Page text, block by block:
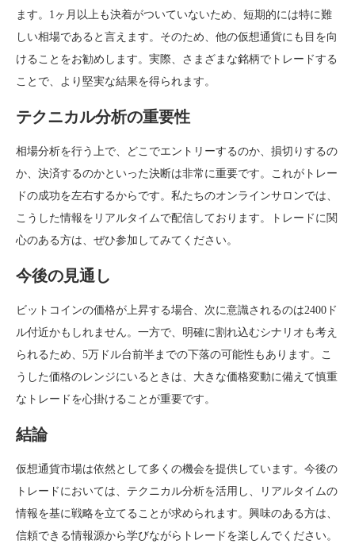
ます。1ヶ月以上も決着がついていないため、短期的には特に難
しい相場であると言えます。そのため、他の仮想通貨にも目を向
けることをお勧めします。実際、さまざまな銘柄でトレードする
ことで、より堅実な結果を得られます。
テクニカル分析の重要性
相場分析を行う上で、どこでエントリーするのか、損切りするの
か、決済するのかといった決断は非常に重要です。これがトレー
ドの成功を左右するからです。私たちのオンラインサロンでは、
こうした情報をリアルタイムで配信しております。トレードに関
心のある方は、ぜひ参加してみてください。
今後の見通し
ビットコインの価格が上昇する場合、次に意識されるのは2400ド
ル付近かもしれません。一方で、明確に割れ込むシナリオも考え
られるため、5万ドル台前半までの下落の可能性もあります。こ
うした価格のレンジにいるときは、大きな価格変動に備えて慎重
なトレードを心掛けることが重要です。
結論
仮想通貨市場は依然として多くの機会を提供しています。今後の
トレードにおいては、テクニカル分析を活用し、リアルタイムの
情報を基に戦略を立てることが求められます。興味のある方は、
信頼できる情報源から学びながらトレードを楽しんでください。